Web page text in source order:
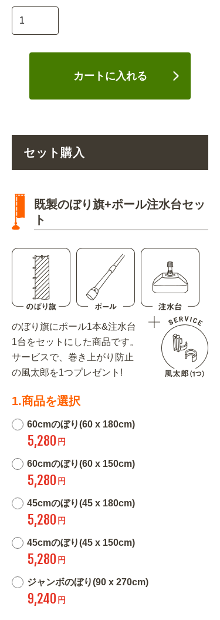
カートに入れる
セット購入
既製のぼり旗+ポール注水台セッ
ト
のぼり旗にポール1本&注水台
1台をセットにした商品です。
サービスで、巻き上がり防止
の風太郎を1つプレゼント!
1.商品を選択
60cmのぼり(60 x 180cm)
5,280 円
60cmのぼり(60 x 150cm)
5,280 円
45cmのぼり(45 x 180cm)
5,280 円
45cmのぼり(45 x 150cm)
5,280 円
ジャンボのぼり(90 x 270cm)
9,240 円